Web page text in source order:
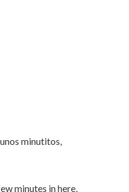
minutitos,
minutes in here,